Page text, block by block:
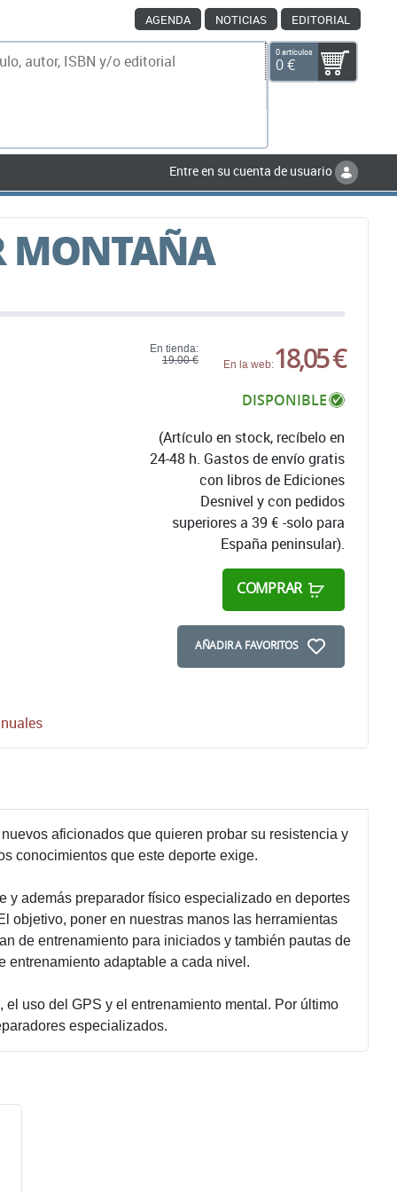
AGENDA NOTICIAS EDITORIAL
0 artículos
0 €
Entre en su cuenta de usuario
MONTAÑA
En tienda:
19,00 €
En la web:18,05 €
DISPONIBLE
(Artículo en stock, recíbelo en
24-48 h. Gastos de envío gratis
con libros de Ediciones
Desnivel y con pedidos
superiores a 39 € -solo para
España peninsular).
COMPRAR
AÑADIR A FAVORITOS
aficionados que quieren probar su resistencia y
conocimientos que este deporte exige.
además preparador físico especializado en deportes
objetivo, poner en nuestras manos las herramientas
de entrenamiento para iniciados y también pautas de
entrenamiento adaptable a cada nivel.
uso del GPS y el entrenamiento mental. Por último
especializados.